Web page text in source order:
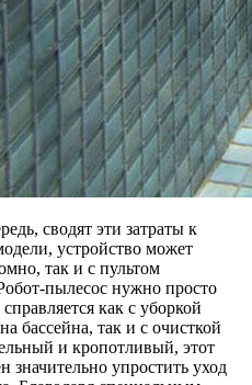
сводят эти затраты к
устройство может
так и с пультом
пылесос нужно просто
как с уборкой
бассейна, так и с очисткой
и кропотливый, этот
упростить уход